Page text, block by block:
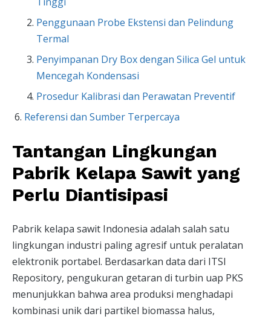
Penggunaan Probe Ekstensi dan Pelindung
Termal
Penyimpanan Dry Box dengan Silica Gel untuk
Mencegah Kondensasi
Prosedur Kalibrasi dan Perawatan Preventif
Referensi dan Sumber Terpercaya
Tantangan Lingkungan
Pabrik Kelapa Sawit yang
Perlu Diantisipasi
Pabrik kelapa sawit Indonesia adalah salah satu
lingkungan industri paling agresif untuk peralatan
elektronik portabel. Berdasarkan data dari ITSI
Repository, pengukuran getaran di turbin uap PKS
menunjukkan bahwa area produksi menghadapi
kombinasi unik dari partikel biomassa halus,